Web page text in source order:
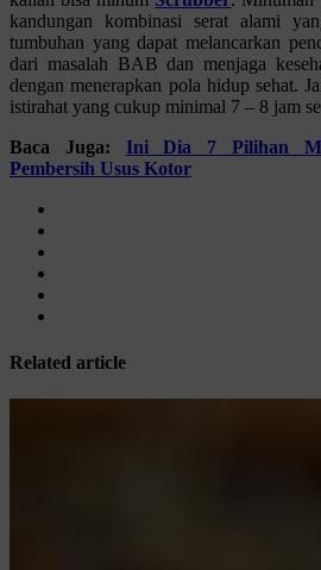
kandungan kombinasi serat alami
tumbuhan yang dapat melancarkan
dari masalah BAB dan menjaga
dengan menerapkan pola hidup sehat.
istirahat yang cukup minimal 7 – 8 jam
Baca Juga: Ini Dia 7 Pilihan
Pembersih Usus Kotor
Related article